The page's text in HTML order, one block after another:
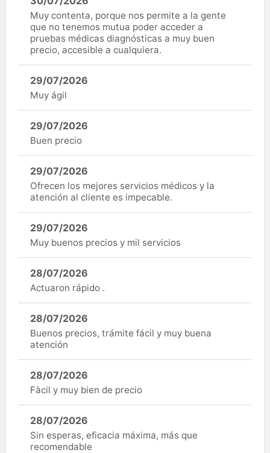
Muy contenta, porque nos permite a la gente
que no tenemos mutua poder acceder a
pruebas médicas diagnósticas a muy buen
precio, accesible a cualquiera.
29/07/2026
Muy ágil
29/07/2026
Buen precio
29/07/2026
Ofrecen los mejores servicios médicos y la
atención al cliente es impecable.
29/07/2026
Muy buenos precios y mil servicios
28/07/2026
Actuaron rápido .
28/07/2026
Buenos precios, trámite fácil y muy buena
atención
28/07/2026
Fàcil y muy bien de precio
28/07/2026
Sin esperas, eficacia máxima, más que
recomendable